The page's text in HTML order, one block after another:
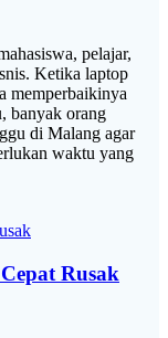
pelajar,
Ketika laptop
memperbaikinya
banyak orang
di Malang agar
waktu yang
Rusak